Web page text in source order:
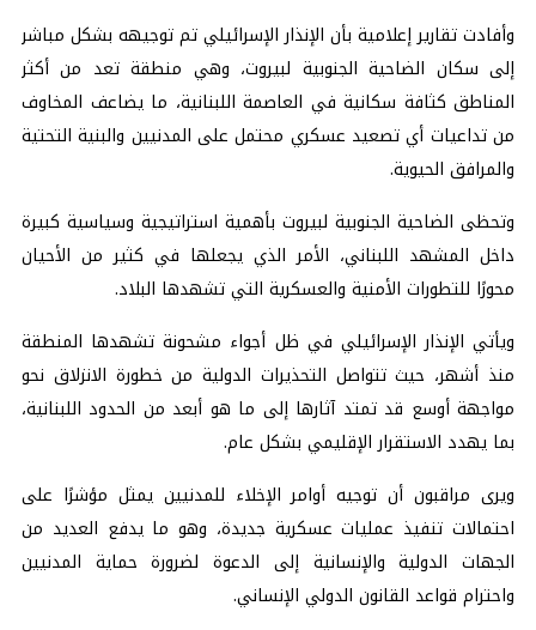
وأفادت تقارير إعلامية بأن الإنذار الإسرائيلي تم توجيهه بشكل مباشر
إلى سكان الضاحية الجنوبية لبيروت، وهي منطقة تعد من أكثر
المناطق كثافة سكانية في العاصمة اللبنانية، ما يضاعف المخاوف
من تداعيات أي تصعيد عسكري محتمل على المدنيين والبنية التحتية
والمرافق الحيوية.
وتحظى الضاحية الجنوبية لبيروت بأهمية استراتيجية وسياسية كبيرة
داخل المشهد اللبناني، الأمر الذي يجعلها في كثير من الأحيان
محورًا للتطورات الأمنية والعسكرية التي تشهدها البلاد.
ويأتي الإنذار الإسرائيلي في ظل أجواء مشحونة تشهدها المنطقة
منذ أشهر، حيث تتواصل التحذيرات الدولية من خطورة الانزلاق نحو
مواجهة أوسع قد تمتد آثارها إلى ما هو أبعد من الحدود اللبنانية،
بما يهدد الاستقرار الإقليمي بشكل عام.
ويرى مراقبون أن توجيه أوامر الإخلاء للمدنيين يمثل مؤشرًا على
احتمالات تنفيذ عمليات عسكرية جديدة، وهو ما يدفع العديد من
الجهات الدولية والإنسانية إلى الدعوة لضرورة حماية المدنيين
واحترام قواعد القانون الدولي الإنساني.